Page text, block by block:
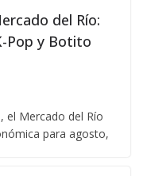
del Río:
Pop y Botito
el Mercado del Río
para agosto,